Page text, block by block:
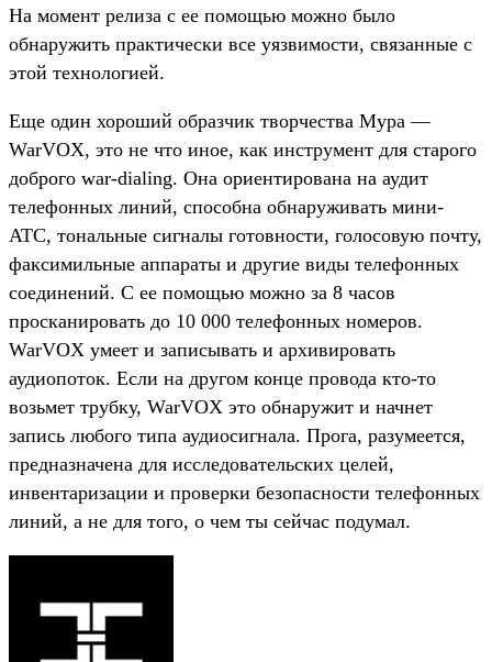
На момент релиза с ее помощью можно было
обнаружить практически все уязвимости, связанные с
этой технологией.
Еще один хороший образчик творчества Мура —
WarVOX, это не что иное, как инструмент для старого
доброго war-dialing. Она ориентирована на аудит
телефонных линий, способна обнаруживать мини-
АТС, тональные сигналы готовности, голосовую почту,
факсимильные аппараты и другие виды телефонных
соединений. С ее помощью можно за 8 часов
просканировать до 10 000 телефонных номеров.
WarVOX умеет и записывать и архивировать
аудиопоток. Если на другом конце провода кто-то
возьмет трубку, WarVOX это обнаружит и начнет
запись любого типа аудиосигнала. Прога, разумеется,
предназначена для исследовательских целей,
инвентаризации и проверки безопасности телефонных
линий, а не для того, о чем ты сейчас подумал.